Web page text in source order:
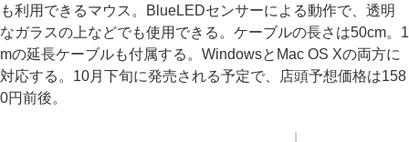
も利用できるマウス。BlueLEDセンサーによる動作で、透明
なガラスの上などでも使用できる。ケーブルの長さは50cm。1
mの延長ケーブルも付属する。WindowsとMac OS Xの両方に
対応する。10月下旬に発売される予定で、店頭予想価格は158
0円前後。